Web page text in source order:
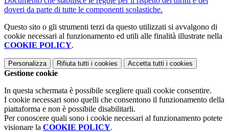
doveri da parte di tutte le componenti scolastiche.
Questo sito o gli strumenti terzi da questo utilizzati si avvalgono di
cookie necessari al funzionamento ed utili alle finalità illustrate nella
COOKIE POLICY.
Personalizza Rifiuta tutti i cookies Accetta tutti i cookies
Gestione cookie
In questa schermata è possibile scegliere quali cookie consentire.
I cookie necessari sono quelli che consentono il funzionamento della
piattaforma e non è possibile disabilitarli.
Per conoscere quali sono i cookie necessari al funzionamento potete
visionare la COOKIE POLICY.